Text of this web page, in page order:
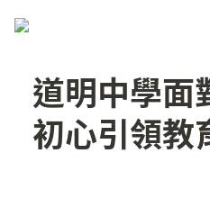
道明中學面
初心引領教